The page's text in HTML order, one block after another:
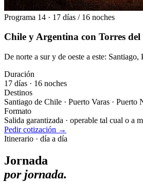
Programa 14 · 17 días / 16 noches
Chile y Argentina con Torres del
De norte a sur y de oeste a este:
Duración
17 días · 16 noches
Destinos
Santiago de Chile · Puerto Varas · Puerto
Formato
Salida garantizada · operable tal cual o a
Pedir cotización →
Itinerario · día a día
Jornada
por jornada.